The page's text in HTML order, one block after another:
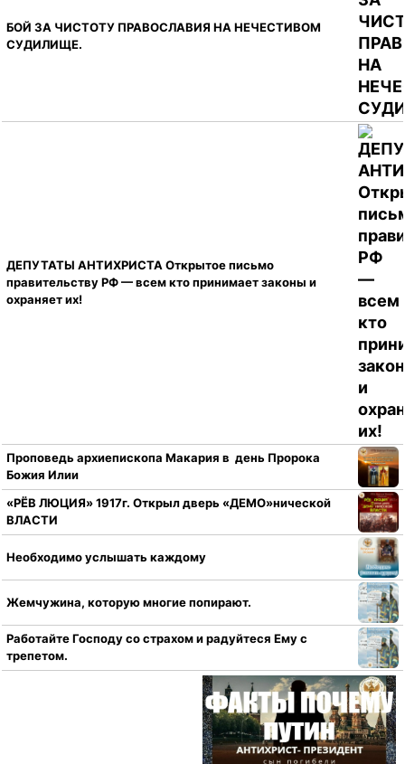
БОЙ ЗА ЧИСТОТУ ПРАВОСЛАВИЯ НА НЕЧЕСТИВОМ
СУДИЛИЩЕ.
ДЕПУТАТЫ АНТИХРИСТА Открытое письмо
правительству РФ — всем кто принимает законы и
охраняет их!
Проповедь архиепископа Макария в день Пророка
Божия Илии
«РЁВ ЛЮЦИЯ» 1917г. Открыл дверь «ДЕМО»нической
ВЛАСТИ
Необходимо услышать каждому
Жемчужина, которую многие попирают.
Работайте Господу со страхом и радуйтеся Ему с
трепетом.